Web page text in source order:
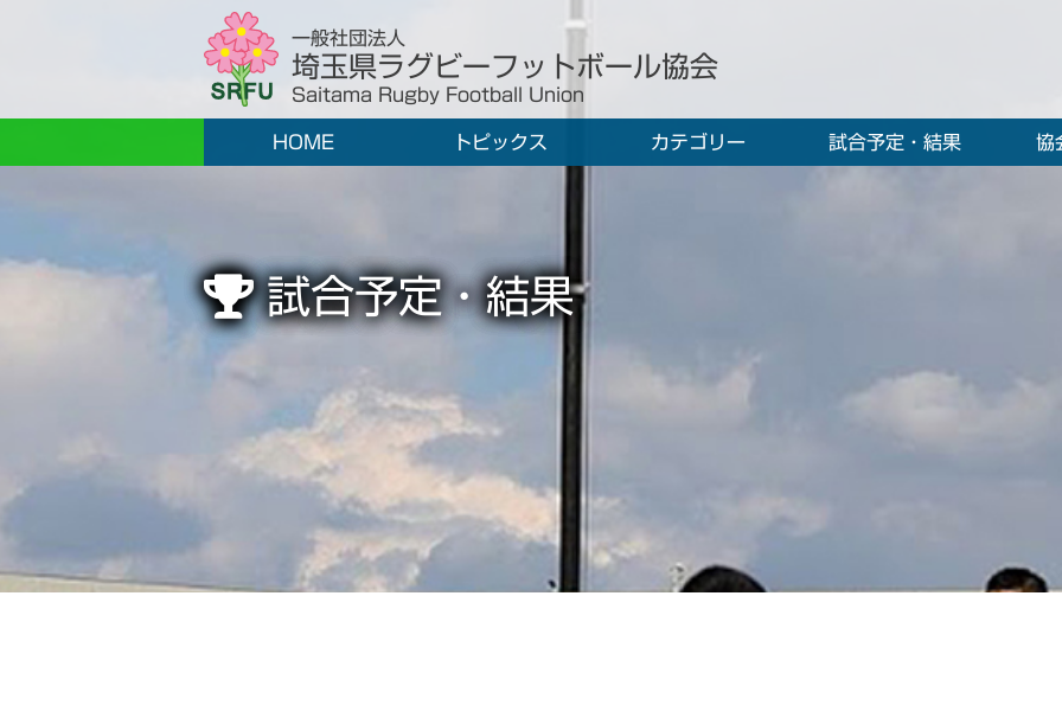
一般社団法人
埼玉県ラグビーフットボール協会
Saitama Rugby Football Union
HOME トピックス カテゴリー 試合予定・結果 協
試合予定・結果